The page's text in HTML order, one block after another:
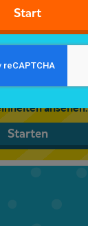
teilst.
Starten
Start